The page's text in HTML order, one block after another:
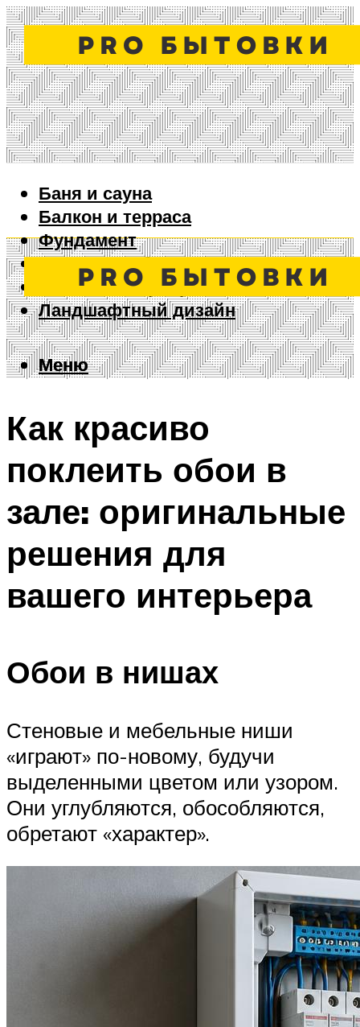
Баня и сауна
Балкон и терраса
Фундамент
Ворота и забор
Дизайн интерьера
Ландшафтный дизайн
Меню
Меню
Как красиво
поклеить обои в
зале: оригинальные
решения для
вашего интерьера
Обои в нишах
Стеновые и мебельные ниши
«играют» по-новому, будучи
выделенными цветом или узором.
Они углубляются, обособляются,
обретают «характер».